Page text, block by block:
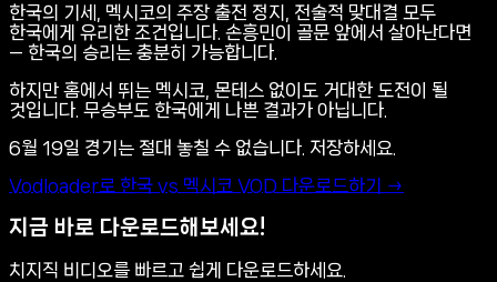
한국의 기세, 멕시코의 주장 출전 정지, 전술적 맞대결 모두
한국에게 유리한 조건입니다. 손흥민이 골문 앞에서 살아난다면
— 한국의 승리는 충분히 가능합니다.
하지만 홈에서 뛰는 멕시코, 몬테스 없이도 거대한 도전이 될
것입니다. 무승부도 한국에게 나쁜 결과가 아닙니다.
6월 19일 경기는 절대 놓칠 수 없습니다. 저장하세요.
Vodloader로 한국 vs 멕시코 VOD 다운로드하기 →
지금 바로 다운로드해보세요!
치지직 비디오를 빠르고 쉽게 다운로드하세요.